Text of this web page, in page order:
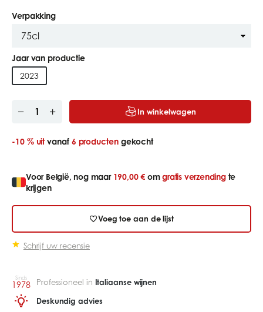
Verpakking
Jaar van productie
2023
In winkelwagen
-10 %uitvanaf 6 productengekocht
Voor België, nog maar 190,00 € omgratis verzendingte
krijgen
Voeg toe aan de lijst
Schrijf uw recensie
Sinds
1978 Professioneel in Italiaanse wijnen
Deskundig advies